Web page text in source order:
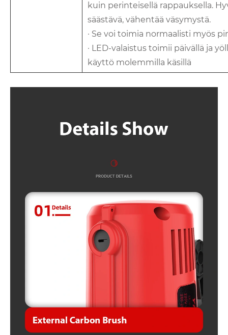
kuin perinteisellä rappauksella.
säästävä, vähentää väsymystä.
· Se voi toimia normaalisti myös
· LED-valaistus toimii päivällä ja
käyttö molemmilla käsillä